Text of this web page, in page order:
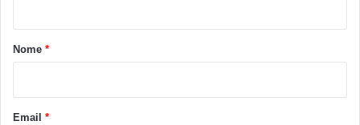
oNome *
Email *